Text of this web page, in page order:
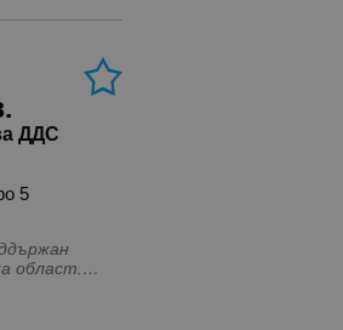
ДДС
5
област.
следи